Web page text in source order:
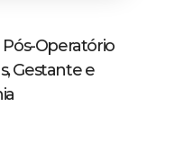
Operatório
Gestante e